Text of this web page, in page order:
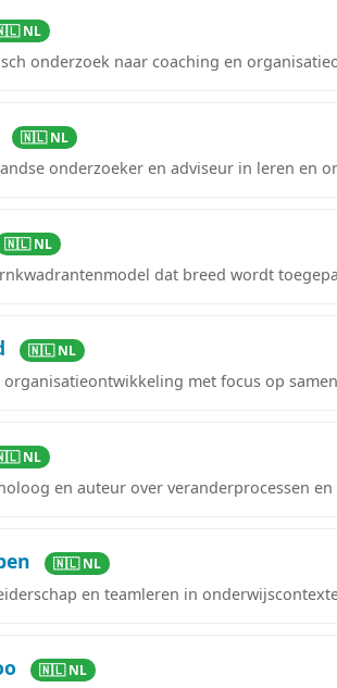
NL
onderzoek naar coaching en
🇳🇱 NL
onderzoeker en adviseur in leren en
🇳🇱 NL
dat breed wordt
🇳🇱 NL
met focus op
NL
en auteur over veranderprocessen
🇳🇱 NL
en teamleren in
🇳🇱 NL